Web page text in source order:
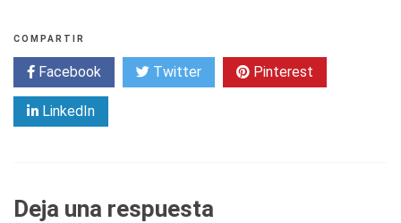
COMPARTIR
Facebook Twitter Pinterest
LinkedIn
Deja una respuesta